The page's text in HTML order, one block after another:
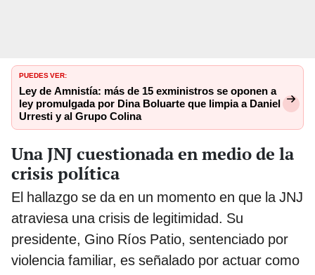
PUEDES VER:
Ley de Amnistía: más de 15 exministros se oponen a
ley promulgada por Dina Boluarte que limpia a Daniel
Urresti y al Grupo Colina
Una JNJ cuestionada en medio de la
crisis política
El hallazgo se da en un momento en que la JNJ
atraviesa una crisis de legitimidad. Su
presidente, Gino Ríos Patio, sentenciado por
violencia familiar, es señalado por actuar como